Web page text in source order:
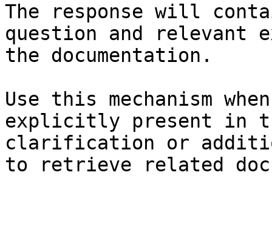
The response will
question and relevant
the documentation.
Use this mechanism
explicitly present in
clarification or